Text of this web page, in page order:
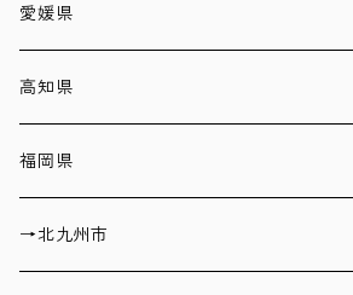
愛媛県
高知県
福岡県
→北九州市